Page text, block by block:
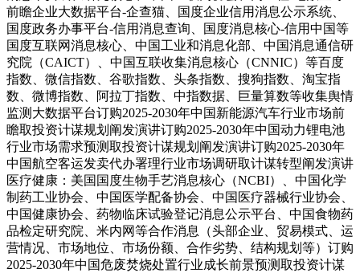
前瞻企业大数据平台-企查猫、国度企业信用消息公示系统、
国度政务办事平台-信用消息查询、国度消息核心-信用中国等
国度互联网消息核心、中国工业和消息化部、中国消息通信研
究院（CAICT）、中国互联收集消息核心（CNNIC）等百度
指数、微信指数、谷歌指数、头条指数、搜狗指数、淘宝指
数、微博指数、阿拉丁指数、中指数据、巨量算数等收集舆情
监测大数据平台订购2025-2030年中国新能源汽车行业市场前
瞻取投资计谋规划阐发演讲订购2025-2030年中国动力锂电池
行业市场需求预测取投资计谋规划阐发演讲订购2025-2030年
中国航空客运发卖代办署理行业市场调研取计谋转型阐发演讲
医疗健康：美国国度生物手艺消息核心（NCBI）、中国化学
制药工业协会、中国医学配备协会、中国医疗器械行业协会、
中国健康协会、药物临床试验登记消息公示平台、中国食物药
品检定研究院、米内网等合作消息（头部企业、贸易模式、运
营情况、市场地位、市场份额、合作劣势、结构规划等）订购
2025-2030年中国危废焚烧处置行业成长前景预测取投资计谋